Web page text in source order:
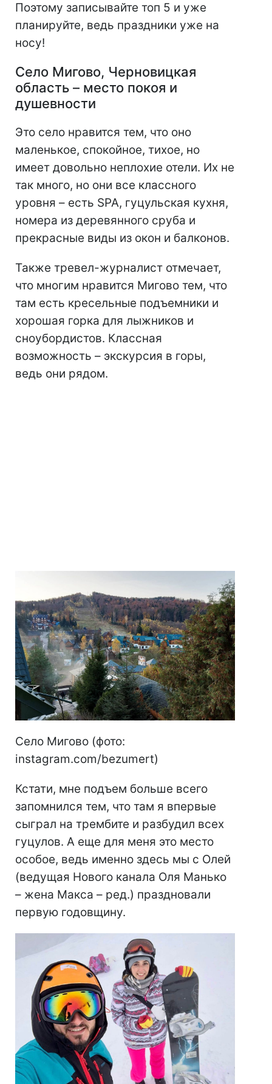
Поэтому записывайте топ 5 и уже
планируйте, ведь праздники уже на
носу!
Село Мигово, Черновицкая
область – место покоя и
душевности
Это село нравится тем, что оно
маленькое, спокойное, тихое, но
имеет довольно неплохие отели. Их не
так много, но они все классного
уровня – есть SPA, гуцульская кухня,
номера из деревянного сруба и
прекрасные виды из окон и балконов.
Также тревел-журналист отмечает,
что многим нравится Мигово тем, что
там есть кресельные подъемники и
хорошая горка для лыжников и
сноубордистов. Классная
возможность – экскурсия в горы,
ведь они рядом.
Село Мигово (фото:
instagram.com/bezumert)
Кстати, мне подъем больше всего
запомнился тем, что там я впервые
сыграл на трембите и разбудил всех
гуцулов. А еще для меня это место
особое, ведь именно здесь мы с Олей
(ведущая Нового канала Оля Манько
– жена Макса – ред.) праздновали
первую годовщину.